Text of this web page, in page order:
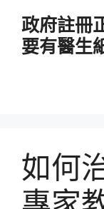
政府註冊
要有醫生
如何